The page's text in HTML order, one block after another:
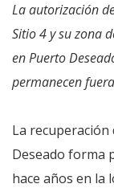
La autorización
Sitio 4 y su zona
en Puerto
permanecen
La
Deseado forma
hace años en la